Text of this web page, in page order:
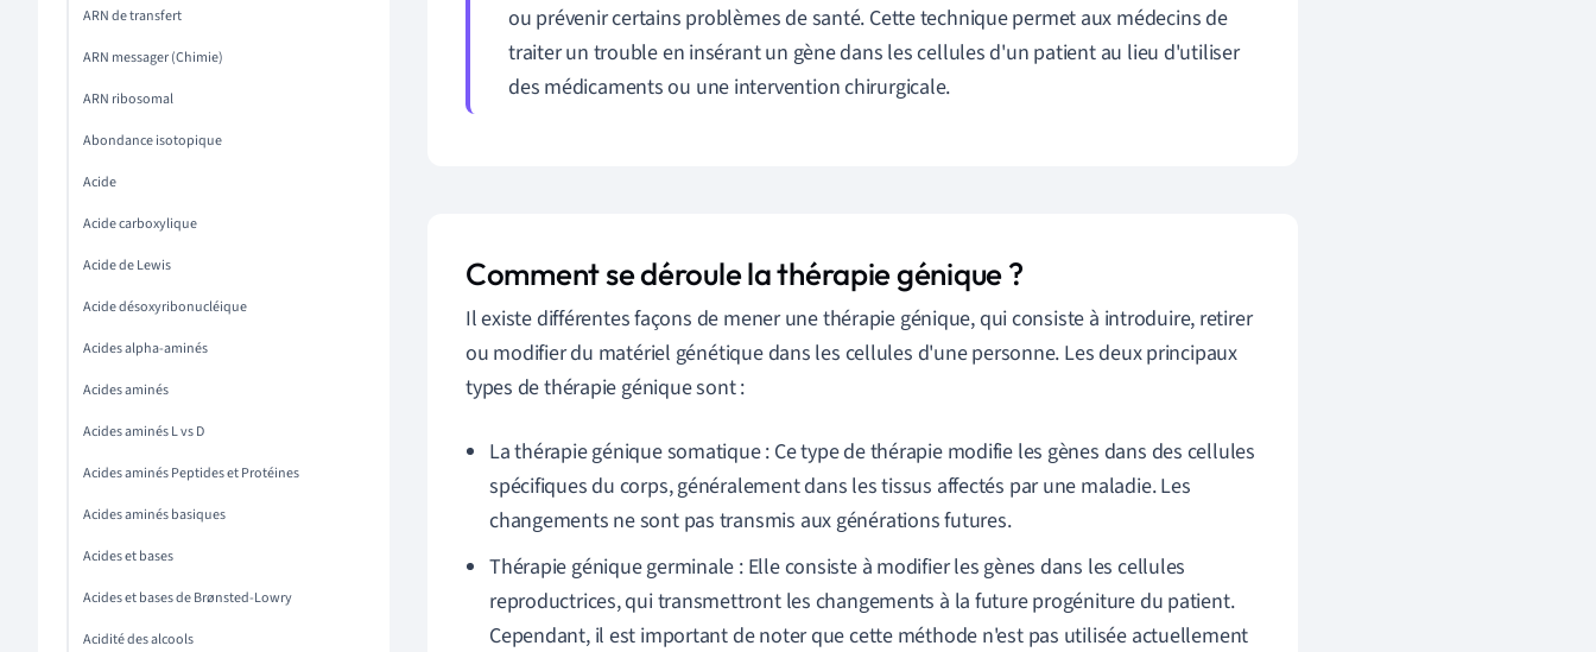
ARN de transfert
ARN messager (Chimie)
ARN ribosomal
Abondance isotopique
Acide
Acide carboxylique
Acide de Lewis
Acide désoxyribonucléique
Acides alpha-aminés
Acides aminés
Acides aminés L vs D
Acides aminés Peptides et Protéines
Acides aminés basiques
Acides et bases
Acides et bases de Brønsted-Lowry
Acidité des alcools
ou prévenir certains problèmes de santé. Cette technique permet aux médecins de
traiter un trouble en insérant un gène dans les cellules d'un patient au lieu d'utiliser
des médicaments ou une intervention chirurgicale.
Comment se déroule la thérapie génique ?
Il existe différentes façons de mener une thérapie génique, qui consiste à introduire, retirer
ou modifier du matériel génétique dans les cellules d'une personne. Les deux principaux
types de thérapie génique sont :
La thérapie génique somatique : Ce type de thérapie modifie les gènes dans des cellules
spécifiques du corps, généralement dans les tissus affectés par une maladie. Les
changements ne sont pas transmis aux générations futures.
Thérapie génique germinale : Elle consiste à modifier les gènes dans les cellules
reproductrices, qui transmettront les changements à la future progéniture du patient.
Cependant, il est important de noter que cette méthode n'est pas utilisée actuellement